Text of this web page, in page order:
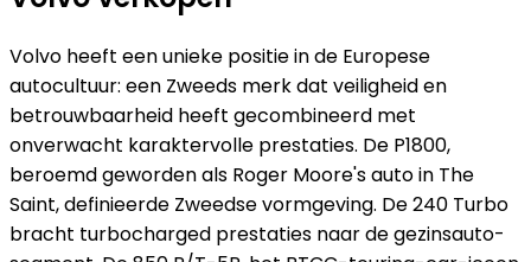
Volvo heeft een unieke positie in de Europese
autocultuur: een Zweeds merk dat veiligheid en
betrouwbaarheid heeft gecombineerd met
onverwacht karaktervolle prestaties. De P1800,
beroemd geworden als Roger Moore's auto in The
Saint, definieerde Zweedse vormgeving. De 240 Turbo
bracht turbocharged prestaties naar de gezinsauto-